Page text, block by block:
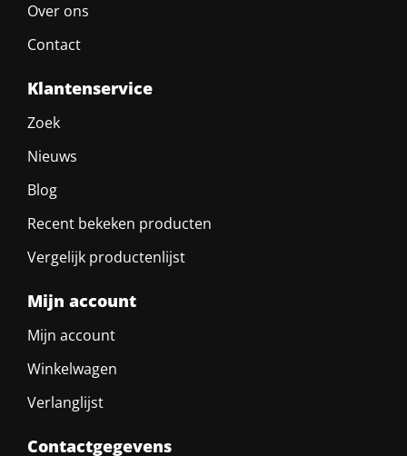
Over ons
Contact
Klantenservice
Zoek
Nieuws
Blog
Recent bekeken producten
Vergelijk productenlijst
Mijn account
Mijn account
Winkelwagen
Verlanglijst
Contactgegevens